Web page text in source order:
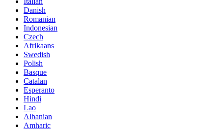
Danish
Romanian
Indonesian
Czech
Afrikaans
Swedish
Polish
Basque
Catalan
Esperanto
Hindi
Lao
Albanian
Amharic